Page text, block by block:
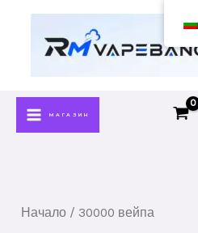
Премини
съдържанието
МАГАЗИН
Начало / 30000 вейпа